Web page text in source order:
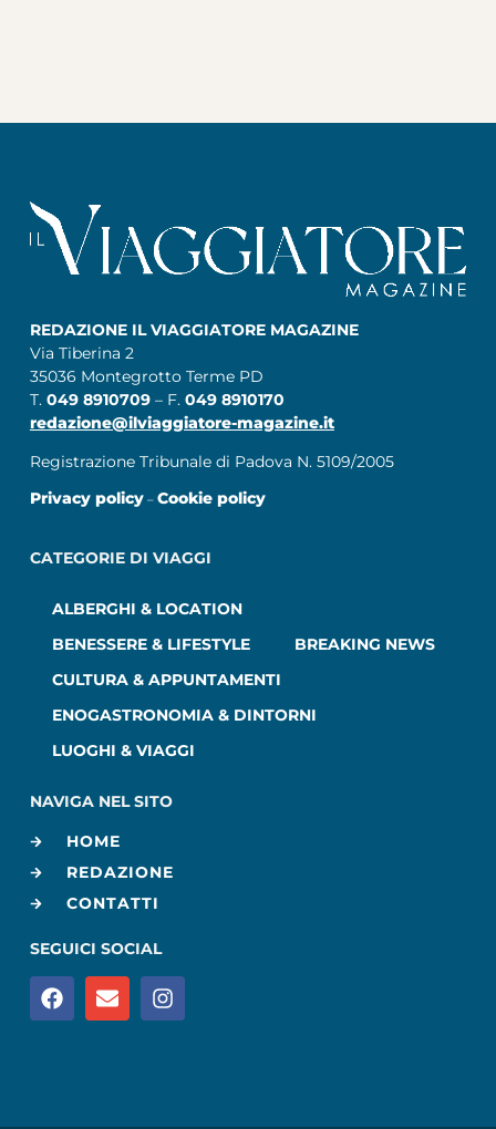
REDAZIONE IL VIAGGIATORE MAGAZINE
Via Tiberina 2
35036 Montegrotto Terme PD
T. 049 8910709 – F. 049 8910170
redazione@ilviaggiatore-magazine.it
Registrazione Tribunale di Padova N. 5109/2005
Privacy policy– Cookie policy
CATEGORIE DI VIAGGI
ALBERGHI & LOCATION
BENESSERE & LIFESTYLE
BREAKING NEWS
CULTURA & APPUNTAMENTI
ENOGASTRONOMIA & DINTORNI
LUOGHI & VIAGGI
NAVIGA NEL SITO
HOME
REDAZIONE
CONTATTI
SEGUICI SOCIAL